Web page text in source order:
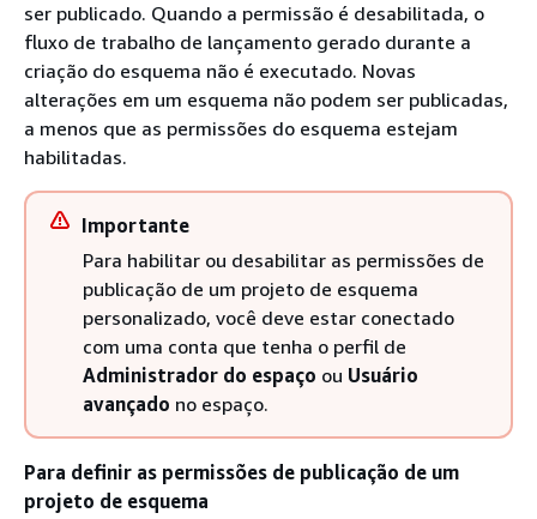
ser publicado. Quando a permissão é desabilitada, o
fluxo de trabalho de lançamento gerado durante a
criação do esquema não é executado. Novas
alterações em um esquema não podem ser publicadas,
a menos que as permissões do esquema estejam
habilitadas.
Importante
Para habilitar ou desabilitar as permissões de
publicação de um projeto de esquema
personalizado, você deve estar conectado
com uma conta que tenha o perfil de
Administrador do espaço ou Usuário
avançado no espaço.
Para definir as permissões de publicação de um
projeto de esquema